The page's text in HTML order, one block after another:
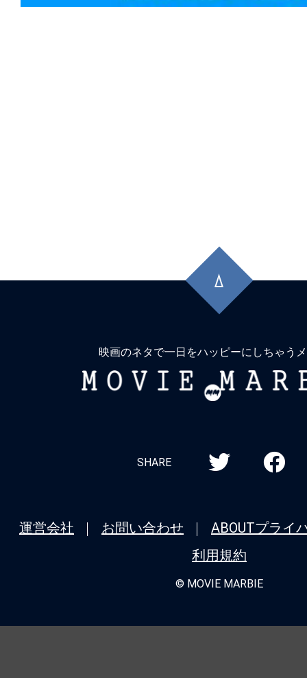
頭
に
映画のネタで一日をハッピーにしちゃう
MOVIE
SHARE
運営会社 お問い合わせ ABOUTプライ
利用規約
© MOVIE MARBIE